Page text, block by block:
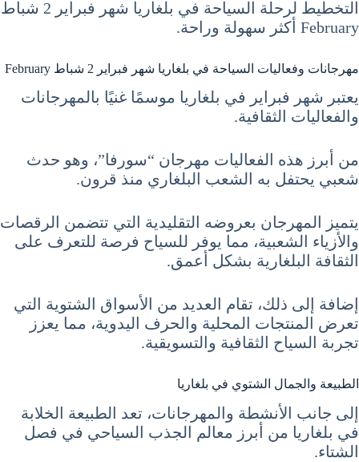
التخطيط لرحلة السياحة في بلغاريا شهر فبراير 2 شباط
February أكثر سهولة وراحة.
مهرجانات وفعاليات السياحة في بلغاريا شهر فبراير 2 شباط February
يعتبر شهر فبراير في بلغاريا موسمًا غنيًا بالمهرجانات
والفعاليات الثقافية.
من أبرز هذه الفعاليات مهرجان “سورفا”، وهو حدث
شعبي يحتفل به الشعب البلغاري منذ قرون.
يتميز المهرجان بعروضه التقليدية التي تتضمن الرقصات
والأزياء الشعبية، مما يوفر للسياح فرصة للتعرف على
الثقافة البلغارية بشكل أعمق.
إضافة إلى ذلك، تقام العديد من الأسواق الشتوية التي
تعرض المنتجات المحلية والحرف اليدوية، مما يعزز
تجربة السياح الثقافية والتسويقية.
الطبيعة والجمال الشتوي في بلغاريا
إلى جانب الأنشطة والمهرجانات، تعد الطبيعة الخلابة
في بلغاريا من أبرز معالم الجذب السياحي في فصل
الشتاء.